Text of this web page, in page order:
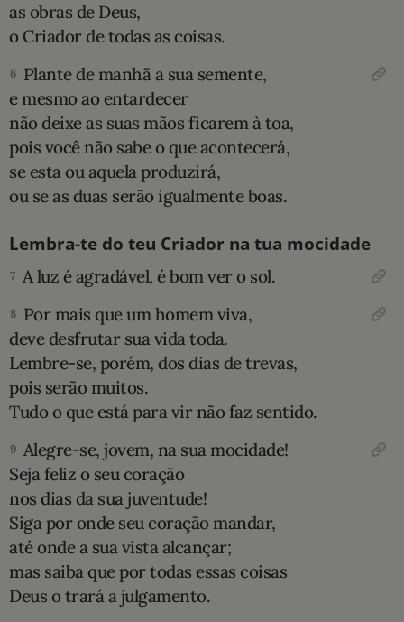
as obras de Deus,
o Criador de todas as coisas.
6 Plante de manhã a sua semente,
e mesmo ao entardecer
não deixe as suas mãos ficarem à toa,
pois você não sabe o que acontecerá,
se esta ou aquela produzirá,
ou se as duas serão igualmente boas.
Lembra-te do teu Criador na tua mocidade
7 A luz é agradável, é bom ver o sol.
8 Por mais que um homem viva,
deve desfrutar sua vida toda.
Lembre-se, porém, dos dias de trevas,
pois serão muitos.
Tudo o que está para vir não faz sentido.
9 Alegre-se, jovem, na sua mocidade!
Seja feliz o seu coração
nos dias da sua juventude!
Siga por onde seu coração mandar,
até onde a sua vista alcançar;
mas saiba que por todas essas coisas
Deus o trará a julgamento.